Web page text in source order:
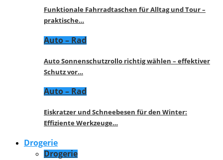
Funktionale Fahrradtaschen für Alltag und Tour –
praktische…
Auto – Rad
Auto Sonnenschutzrollo richtig wählen – effektiver
Schutz vor…
Auto – Rad
Eiskratzer und Schneebesen für den Winter:
Effiziente Werkzeuge…
Drogerie
Drogerie